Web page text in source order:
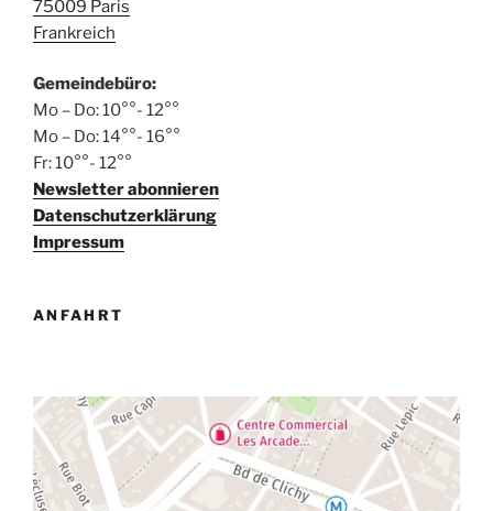
75009 Paris
Frankreich
Gemeindebüro:
Mo – Do: 10°°- 12°°
Mo – Do: 14°°- 16°°
Fr: 10°°- 12°°
Newsletter abonnieren
Datenschutzerklärung
Impressum
ANFAHRT